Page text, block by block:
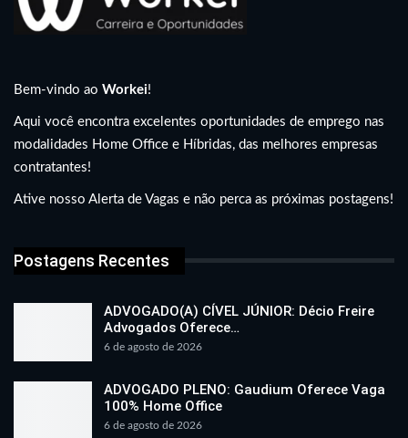
Bem-vindo ao Workei!
Aqui você encontra excelentes oportunidades de emprego nas
modalidades Home Office e Híbridas, das melhores empresas
contratantes!
Ative nosso Alerta de Vagas e não perca as próximas postagens!
Postagens Recentes
ADVOGADO(A) CÍVEL JÚNIOR: Décio Freire
Advogados Oferece…
6 de agosto de 2026
ADVOGADO PLENO: Gaudium Oferece Vaga
100% Home Office
6 de agosto de 2026